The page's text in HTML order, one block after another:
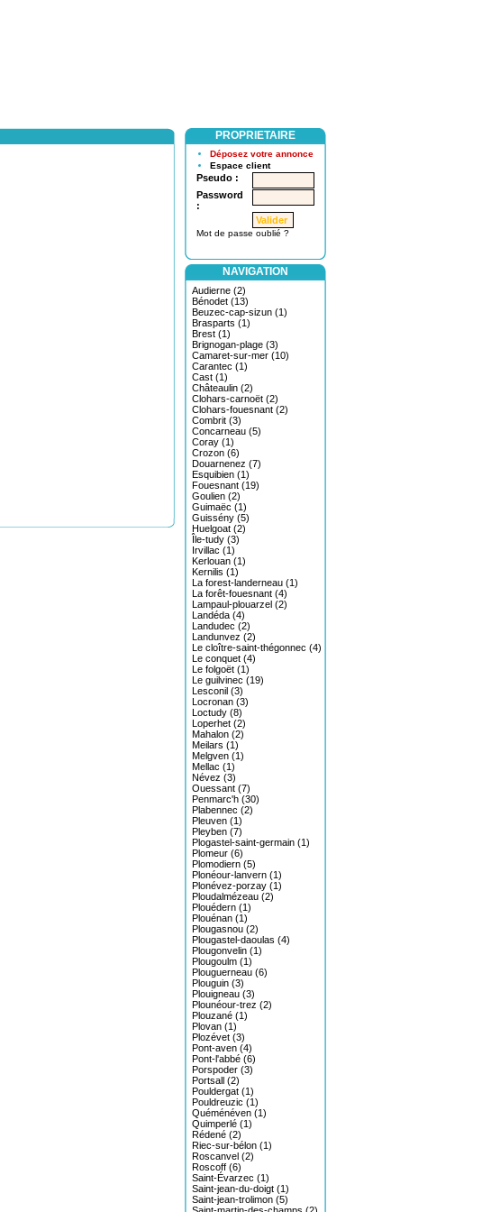
PROPRIETAIRE
Déposez votre annonce
Espace client
Pseudo :
Password
:
Mot de passe oublié ?
NAVIGATION
Audierne (2)
Bénodet (13)
Beuzec-cap-sizun (1)
Brasparts (1)
Brest (1)
Brignogan-plage (3)
Camaret-sur-mer (10)
Carantec (1)
Cast (1)
Châteaulin (2)
Clohars-carnoët (2)
Clohars-fouesnant (2)
Combrit (3)
Concarneau (5)
Coray (1)
Crozon (6)
Douarnenez (7)
Esquibien (1)
Fouesnant (19)
Goulien (2)
Guimaëc (1)
Guissény (5)
Huelgoat (2)
Île-tudy (3)
Irvillac (1)
Kerlouan (1)
Kernilis (1)
La forest-landerneau (1)
La forêt-fouesnant (4)
Lampaul-plouarzel (2)
Landéda (4)
Landudec (2)
Landunvez (2)
Le cloître-saint-thégonnec (4)
Le conquet (4)
Le folgoët (1)
Le guilvinec (19)
Lesconil (3)
Locronan (3)
Loctudy (8)
Loperhet (2)
Mahalon (2)
Meilars (1)
Melgven (1)
Mellac (1)
Névez (3)
Ouessant (7)
Penmarc'h (30)
Plabennec (2)
Pleuven (1)
Pleyben (7)
Plogastel-saint-germain (1)
Plomeur (6)
Plomodiern (5)
Plonéour-lanvern (1)
Plonévez-porzay (1)
Ploudalmézeau (2)
Plouédern (1)
Plouénan (1)
Plougasnou (2)
Plougastel-daoulas (4)
Plougonvelin (1)
Plougoulm (1)
Plouguerneau (6)
Plouguin (3)
Plouigneau (3)
Plounéour-trez (2)
Plouzané (1)
Plovan (1)
Plozévet (3)
Pont-aven (4)
Pont-l'abbé (6)
Porspoder (3)
Portsall (2)
Pouldergat (1)
Pouldreuzic (1)
Quéménéven (1)
Quimperlé (1)
Rédené (2)
Riec-sur-bélon (1)
Roscanvel (2)
Roscoff (6)
Saint-Évarzec (1)
Saint-jean-du-doigt (1)
Saint-jean-trolimon (5)